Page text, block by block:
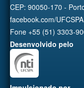
CEP: 90050-170 -
facebook.com/
Fone +55 (51) 3303-
Desenvolvido pelo